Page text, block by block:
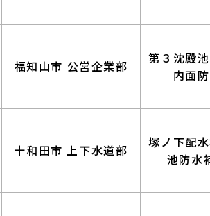
福知山市 公営企業部
第３沈殿
内面
十和田市 上下水道部
塚ノ下配
池防水